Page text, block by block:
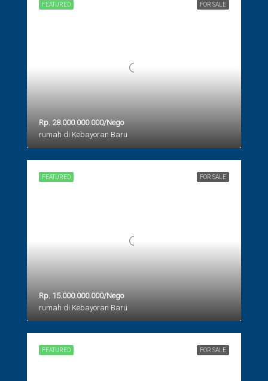
FOR SALE
FEATURED
Rp. 28.000.000.000/Nego
rumah di Kebayoran Baru
FOR SALE
FEATURED
Rp. 15.000.000.000/Nego
rumah di Kebayoran Baru
FOR SALE
FEATURED